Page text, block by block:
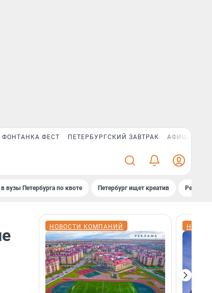
ФОНТАНКА ФЕСТ ПЕТЕРБУРГСКИЙ ЗАВТРАК АФИША PLUS
вузы Петербурга по квоте Петербург ищет креатив
НОВОСТИ КОМПАНИЙ